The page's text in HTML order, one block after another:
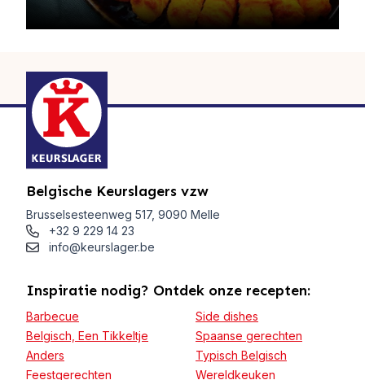
Belgische Keurslagers vzw
Brusselsesteenweg 517, 9090 Melle
+32 9 229 14 23
info@keurslager.be
Inspiratie nodig? Ontdek onze recepten:
Barbecue
Belgisch, Een Tikkeltje
Anders
Feestgerechten
Side dishes
Spaanse gerechten
Typisch Belgisch
Wereldkeuken